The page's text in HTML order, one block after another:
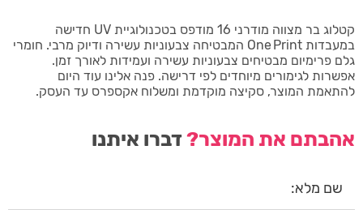
קטלוג בר מצווה מודרני 16 מודפס בטכנולוגיית UV חדישה
במעבדות One Print המבטיחה צבעוניות עשירה ודיוק מרבי. חומרי
גלם פרימיום מבטיחים צבעוניות עשירה ועמידות לאורך זמן.
אפשרות לגימורים מיוחדים לפי דרישה. פנה אלינו עוד היום
להתאמת המוצר, סקיצה מוקדמת ומשלוח אקספרס עד העסק.
אהבתם את המוצר?דברו איתנו